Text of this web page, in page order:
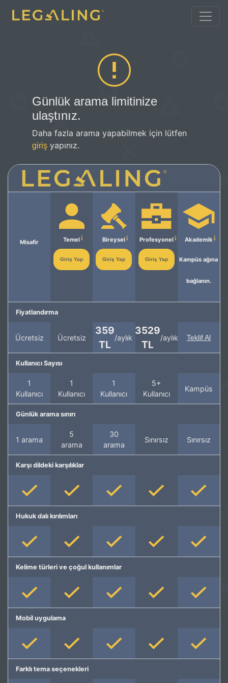
Günlük arama limitinize
ulaştınız.
Daha fazla arama yapabilmek için lütfen
giriş yapınız.
Misafir Temel
Giriş Yap
Bireysel
Giriş Yap
Profesyonel
Giriş Yap
Akademik
Kampüs ağına
bağlanın.
Fiyatlandırma
Ücretsiz Ücretsiz
359
TL
/aylık
3529
TL
/aylık Teklif Al
Kullanıcı Sayısı
1
Kullanıcı
1
Kullanıcı
1
Kullanıcı
5+
Kullanıcı
Kampüs
Günlük arama sınırı
1 arama
5
arama
30
arama
Sınırsız Sınırsız
Karşı dildeki karşılıklar
Hukuk dalı kırılımları
Kelime türleri ve çoğul kullanımlar
Mobil uygulama
Farklı tema seçenekleri